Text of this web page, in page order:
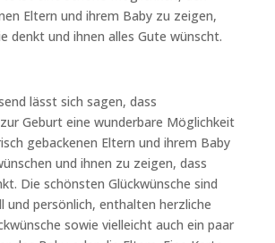
Eltern und ihrem Baby zu zeigen,
denkt und ihnen alles Gute wünscht.
lässt sich sagen, dass
Geburt eine wunderbare Möglichkeit
gebackenen Eltern und ihrem Baby
und ihnen zu zeigen, dass
Die schönsten Glückwünsche sind
und persönlich, enthalten herzliche
sowie vielleicht auch ein paar